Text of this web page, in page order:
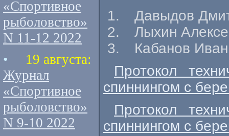
«Спортивное
рыболовство»
N 11-12 2022
• 19 августа:
Журнал
«Спортивное
рыболовство»
N 9-10 2022
Давыдов
Лыхин
Кабанов
Протокол
спиннингом с
Протокол
спиннингом с